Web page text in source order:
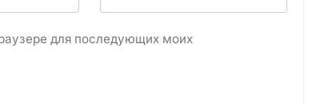
для последующих моих